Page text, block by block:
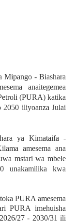
- Biashara
anaitegemea
(PURA) katika
2050 iliyoanza Julai
ya Kimataifa -
amesema ana
mstari wa mbele
unakamilika kwa
PURA amesema
PURA imehuisha
27 - 2030/31 ili